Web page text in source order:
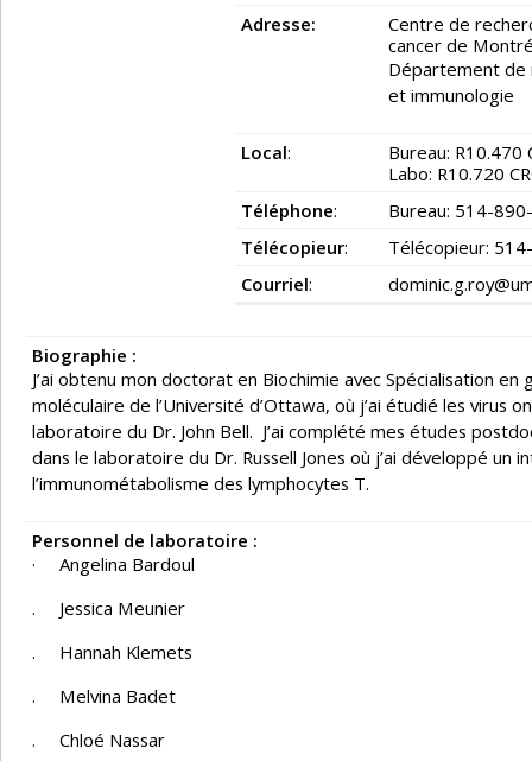
Adresse:
Centre de
cancer de
Département de
et immunologie
Local:
Bureau: R10.470
Labo: R10.720
Téléphone:
Bureau: 514-
Télécopieur:
Télécopieur:
Courriel:
Biographie :
J’ai obtenu mon doctorat en Biochimie avec Spécialisation
moléculaire de l’Université d’Ottawa, où j’ai étudié les virus
laboratoire du Dr. John Bell. J’ai complété mes études
dans le laboratoire du Dr. Russell Jones où j’ai développé un
l’immunométabolisme des lymphocytes T.
Personnel de laboratoire :
· Angelina Bardoul
. Jessica Meunier
. Hannah Klemets
. Melvina Badet
. Chloé Nassar